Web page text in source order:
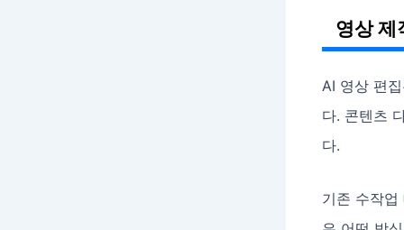
영상 제
AI 영상 편
다. 콘텐츠
다.
기존 수작